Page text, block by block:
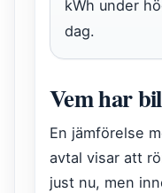
kWh under
dag.
Vem har
En jämförelse
avtal visar att
just nu, men